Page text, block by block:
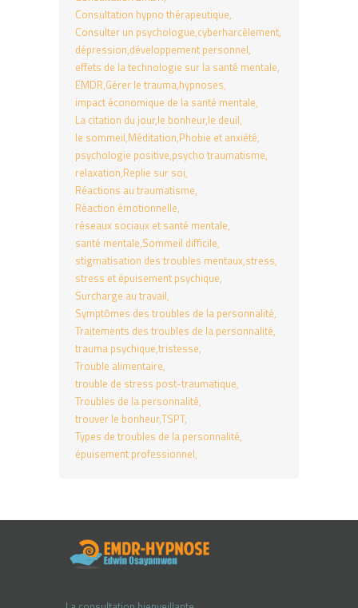
Consultation hypno thérapeutique
Consulter un psychologue cyberharcèlement
dépression développement personnel
effets de la technologie sur la santé mentale
EMDR Gérer le trauma hypnoses
impact économique de la santé mentale
La citation du jour le bonheur le deuil
le sommeil Méditation Phobie et anxiété
psychologie positive psycho traumatisme
relaxation Replie sur soi
Réactions au traumatisme
Réaction émotionnelle
réseaux sociaux et santé mentale
santé mentale Sommeil difficile
stigmatisation des troubles mentaux stress
stress et épuisement psychique
Surcharge au travail
Symptômes des troubles de la personnalité
Traitements des troubles de la personnalité
trauma psychique tristesse
Trouble alimentaire
trouble de stress post-traumatique
Troubles de la personnalité
trouver le bonheurTSPT
Types de troubles de la personnalité
épuisement professionnel